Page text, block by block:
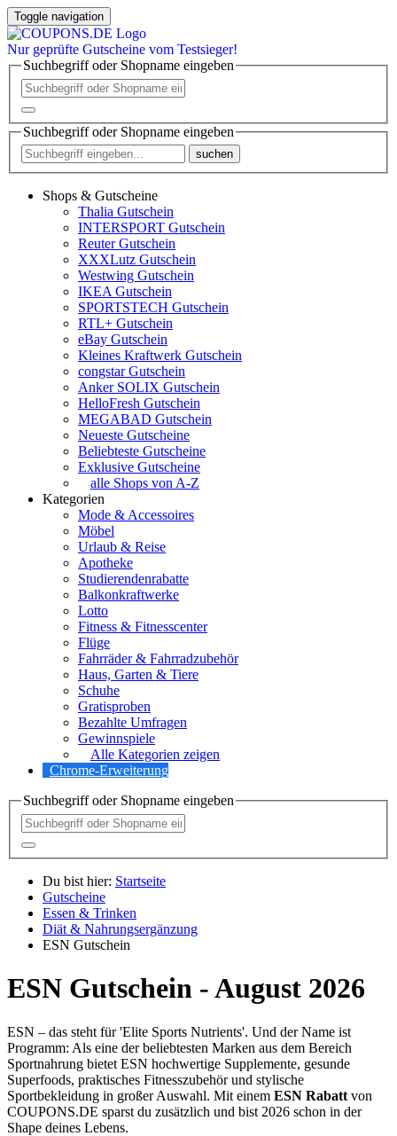
Toggle navigation
Nur geprüfte Gutscheine vom Testsieger!
Suchbegriff oder Shopname eingeben
Suchbegriff oder Shopname eingeben
suchen
Shops & Gutscheine
Thalia Gutschein
INTERSPORT Gutschein
Reuter Gutschein
XXXLutz Gutschein
Westwing Gutschein
IKEA Gutschein
SPORTSTECH Gutschein
RTL+ Gutschein
eBay Gutschein
Kleines Kraftwerk Gutschein
congstar Gutschein
Anker SOLIX Gutschein
HelloFresh Gutschein
MEGABAD Gutschein
Neueste Gutscheine
Beliebteste Gutscheine
Exklusive Gutscheine
alle Shops von A-Z
Kategorien
Mode & Accessoires
Möbel
Urlaub & Reise
Apotheke
Studierendenrabatte
Balkonkraftwerke
Lotto
Fitness & Fitnesscenter
Flüge
Fahrräder & Fahrradzubehör
Haus, Garten & Tiere
Schuhe
Gratisproben
Bezahlte Umfragen
Gewinnspiele
Alle Kategorien zeigen
Chrome-Erweiterung
Suchbegriff oder Shopname eingeben
Du bist hier: Startseite
Gutscheine
Essen & Trinken
Diät & Nahrungsergänzung
ESN Gutschein
ESN Gutschein - August 2026
ESN – das steht für 'Elite Sports Nutrients'. Und der Name ist
Programm: Als eine der beliebtesten Marken aus dem Bereich
Sportnahrung bietet ESN hochwertige Supplemente, gesunde
Superfoods, praktisches Fitnesszubehör und stylische
Sportbekleidung in großer Auswahl. Mit einem ESN Rabatt von
COUPONS.DE sparst du zusätzlich und bist 2026 schon in der
Shape deines Lebens.